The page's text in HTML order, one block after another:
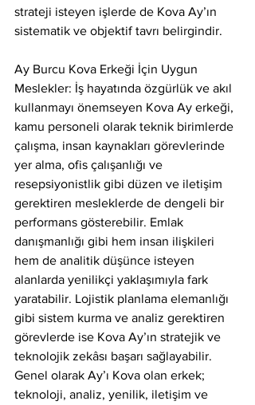
strateji isteyen işlerde de Kova Ay’ın
sistematik ve objektif tavrı belirgindir.
Ay Burcu Kova Erkeği İçin Uygun
Meslekler: İş hayatında özgürlük ve akıl
kullanmayı önemseyen Kova Ay erkeği,
kamu personeli olarak teknik birimlerde
çalışma, insan kaynakları görevlerinde
yer alma, ofis çalışanlığı ve
resepsiyonistlik gibi düzen ve iletişim
gerektiren mesleklerde de dengeli bir
performans gösterebilir. Emlak
danışmanlığı gibi hem insan ilişkileri
hem de analitik düşünce isteyen
alanlarda yenilikçi yaklaşımıyla fark
yaratabilir. Lojistik planlama elemanlığı
gibi sistem kurma ve analiz gerektiren
görevlerde ise Kova Ay’ın stratejik ve
teknolojik zekâsı başarı sağlayabilir.
Genel olarak Ay’ı Kova olan erkek;
teknoloji, analiz, yenilik, iletişim ve